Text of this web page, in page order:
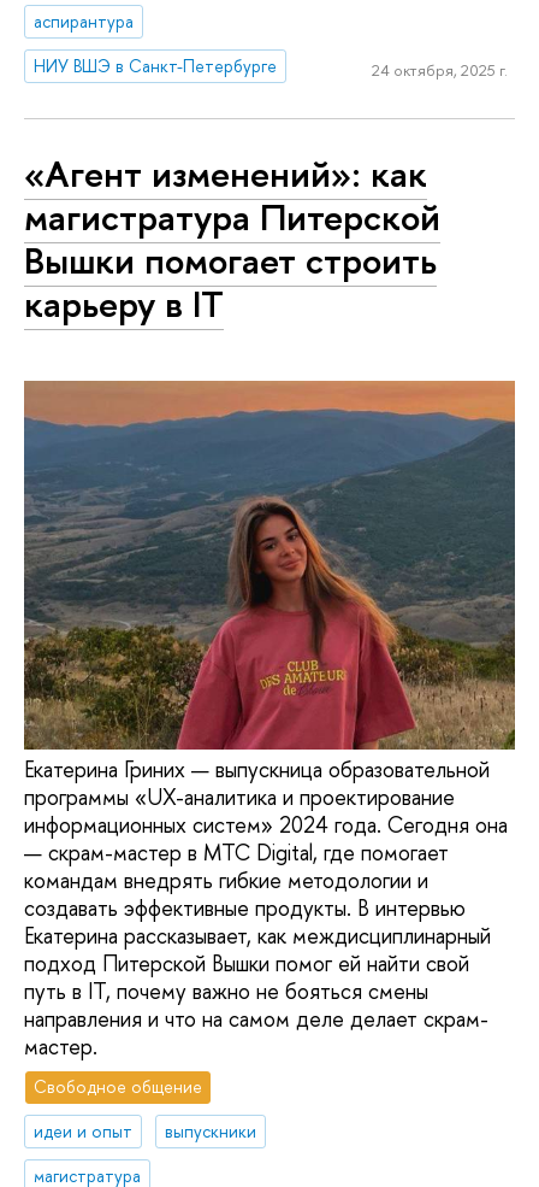
аспирантура
НИУ ВШЭ в Санкт-Петербурге
24 октября, 2025 г.
«Агент изменений»: как
магистратура Питерской
Вышки помогает строить
карьеру в IT
Екатерина Гриних — выпускница образовательной
программы «UX-аналитика и проектирование
информационных систем» 2024 года. Сегодня она
— скрам-мастер в МТС Digital, где помогает
командам внедрять гибкие методологии и
создавать эффективные продукты. В интервью
Екатерина рассказывает, как междисциплинарный
подход Питерской Вышки помог ей найти свой
путь в IT, почему важно не бояться смены
направления и что на самом деле делает скрам-
мастер.
Свободное общение
идеи и опыт
выпускники
магистратура